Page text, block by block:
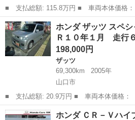
■ 支払総額: 115.8万円 ■ 車両本体価格： 1,081,000 円 ■ メーカ
ー名： ホンダ ■ 車種名： Ｎ－ＢＯＸ
名： Ｇ・Ｌホンダセンシング 新品タイ
ダセンシング...
山口 岩国市 N-BOX
ホンダ ザッツ スペ
Ｒ１０年１月 走行
198,000円
ザッツ
69,300km
2005年
山口市
■ 支払総額: 20.9万円 ■ 車両本体価格： 198,000 円 ■ メーカー
名： ホンダ ■ 車種名： ザッツ ■ グレ
ディション 車検Ｒ１０年１月 走行６
山口 山口市 ザッツ
ホンダ ＣＲ－Ｖハ